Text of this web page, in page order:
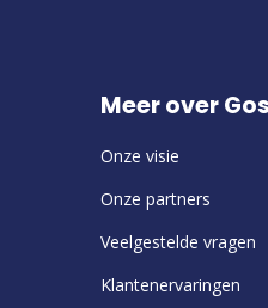
Meer over
Onze visie
Onze partners
Veelgestelde vragen
Klantenervaringen